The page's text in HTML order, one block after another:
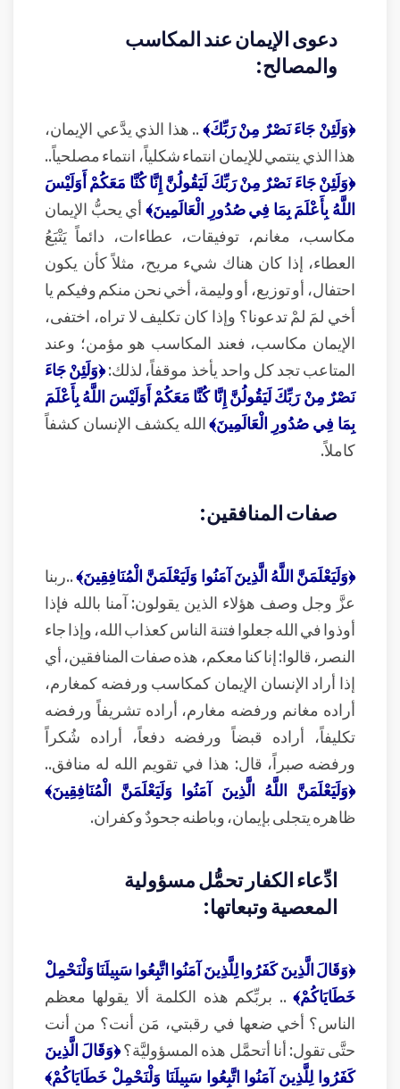
دعوى الإيمان عند المكاسب
والمصالح:
﴿وَلَئِنْ جَاءَ نَصْرٌ مِنْ رَبِّكَ﴾.. هذا الذي يدَّعي الإيمان،
هذا الذي ينتمي للإيمان انتماء شكلياً، انتماء مصلحياً..
﴿وَلَئِنْ جَاءَ نَصْرٌ مِنْ رَبِّكَ لَيَقُولُنَّ إِنَّا كُنَّا مَعَكُمْ أَوَلَيْسَ
اللَّهُ بِأَعْلَمَ بِمَا فِي صُدُورِ الْعَالَمِينَ﴾أي يحبُّ الإيمان
مكاسب، مغانم، توفيقات، عطاءات، دائماً يَتْبَعُ
العطاء، إذا كان هناك شيء مريح، مثلاً كأن يكون
احتفال، أو توزيع، أو وليمة، أخي نحن منكم وفيكم يا
أخي لمَ لمْ تدعونا؟ وإذا كان تكليف لا تراه، اختفى،
الإيمان مكاسب، فعند المكاسب هو مؤمن؛ وعند
المتاعب تجد كل واحد يأخذ موقفاً، لذلك:﴿وَلَئِنْ جَاءَ
نَصْرٌ مِنْ رَبِّكَ لَيَقُولُنَّ إِنَّا كُنَّا مَعَكُمْ أَوَلَيْسَ اللَّهُ بِأَعْلَمَ
بِمَا فِي صُدُورِ الْعَالَمِينَ﴾الله يكشف الإنسان كشفاً
كاملاً.
صفات المنافقين:
﴿وَلَيَعْلَمَنَّ اللَّهُ الَّذِينَ آمَنُوا وَلَيَعْلَمَنَّ الْمُنَافِقِينَ﴾..ربنا
عزَّ وجل وصف هؤلاء الذين يقولون: آمنا بالله فإذا
أوذوا في الله جعلوا فتنة الناس كعذاب الله، وإذا جاء
النصر، قالوا: إنا كنا معكم، هذه صفات المنافقين، أي
إذا أراد الإنسان الإيمان كمكاسب ورفضه كمغارم،
أراده مغانم ورفضه مغارم، أراده تشريفاً ورفضه
تكليفاً، أراده قبضاً ورفضه دفعاً، أراده شُكراً
ورفضه صبراً، قال: هذا في تقويم الله له منافق..
﴿وَلَيَعْلَمَنَّ اللَّهُ الَّذِينَ آمَنُوا وَلَيَعْلَمَنَّ الْمُنَافِقِينَ﴾
ظاهره يتجلى بإيمان، وباطنه جحودٌ وكفران.
ادِّعاء الكفار تحمُّل مسؤولية
المعصية وتبعاتها:
﴿وَقَالَ الَّذِينَ كَفَرُوا لِلَّذِينَ آمَنُوا اتَّبِعُوا سَبِيلَنَا وَلْنَحْمِلْ
خَطَايَاكُمْ﴾ .. بربِّكم هذه الكلمة ألا يقولها معظم
الناس؟ أخي ضعها في رقبتي، مَن أنت؟ من أنت
حتَّى تقول: أنا أتحمَّل هذه المسؤوليَّة؟﴿وَقَالَ الَّذِينَ
كَفَرُوا لِلَّذِينَ آمَنُوا اتَّبِعُوا سَبِيلَنَا وَلْنَحْمِلْ خَطَايَاكُمْ﴾